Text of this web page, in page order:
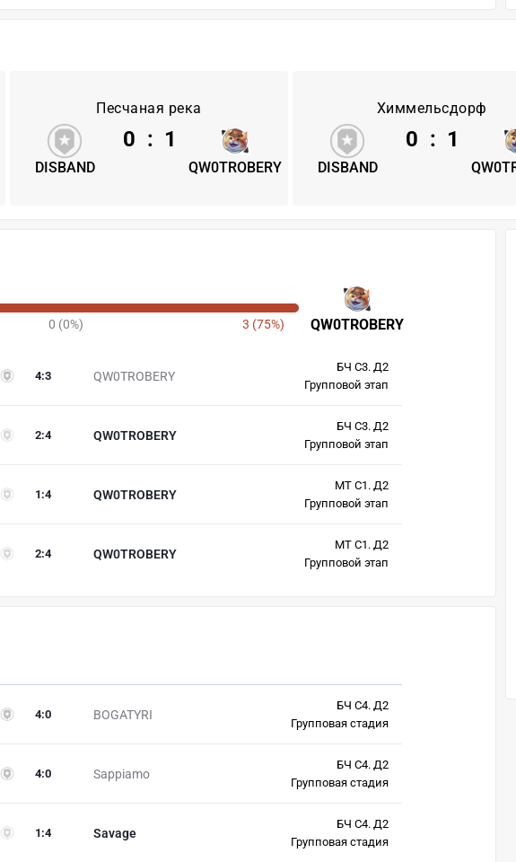
Песчаная река
DISBAND QW0TROBERY
0 : 1
Химмельсдорф
DISBAND
0 : 1
QW0TROBERY
0 (0%) 3 (75%)
QW0TROBERY
4:3
БЧ С3. Д2
Групповой этап
QW0TROBERY
2:4
БЧ С3. Д2
Групповой этап
QW0TROBERY
1 :4
МТ С1. Д2
Групповой этап
QW0TROBERY
2:4
МТ С1. Д2
Групповой этап
BOGATYRI
4:0
БЧ С4. Д2
Групповая стадия
Sappiamo
4:0
БЧ С4. Д2
Групповая стадия
Savage
1 :4
БЧ С4. Д2
Групповая стадия